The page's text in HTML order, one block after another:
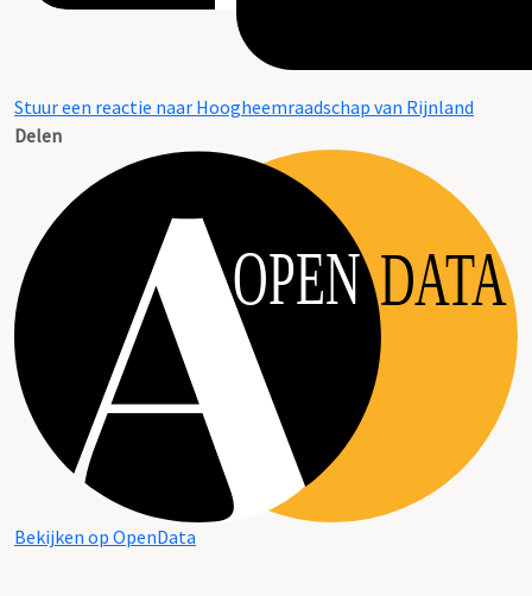
Stuur een reactie naar Hoogheemraadschap van Rijnland
Delen
OPEN DATA
Bekijken op OpenData